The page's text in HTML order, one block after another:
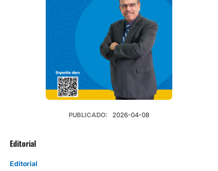
PUBLICADO: 2026-04-08
Editorial
Editorial